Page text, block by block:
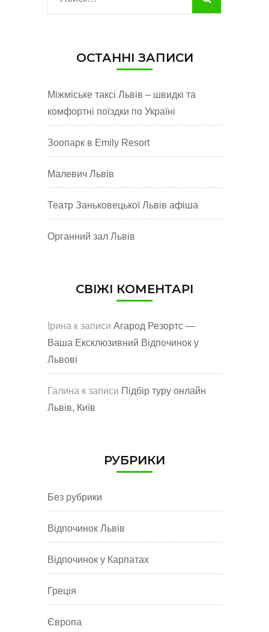
ОСТАННІ ЗАПИСИ
Міжміське таксі Львів – швидкі та
комфортні поїздки по Україні
Зоопарк в Emily Resort
Малевич Львів
Театр Заньковецької Львів афіша
Органний зал Львів
СВІЖІ КОМЕНТАРІ
Ірина к записи Агарод Резортс —
Ваша Ексклюзивний Відпочинок у
Львові
Галина к записи Підбір туру онлайн
Львів, Київ
РУБРИКИ
Без рубрики
Відпочинок Львів
Відпочинок у Карпатах
Греція
Європа